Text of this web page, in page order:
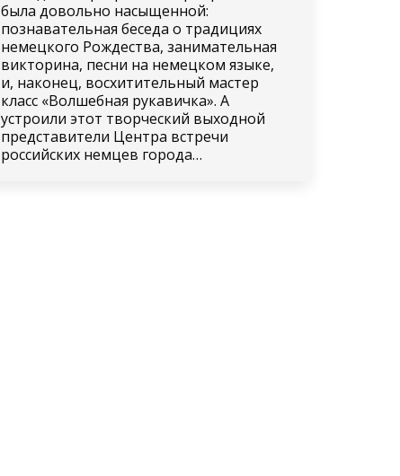
была довольно насыщенной:
познавательная беседа о традициях
немецкого Рождества, занимательная
викторина, песни на немецком языке,
и, наконец, восхитительный мастер
класс «Волшебная рукавичка». А
устроили этот творческий выходной
представители Центра встречи
российских немцев города…